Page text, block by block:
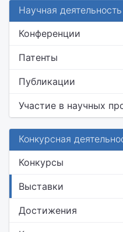
Научная деятельность
Конференции
Патенты
Публикации
Участие в научных
Конкурсная
Конкурсы
Выставки
Достижения